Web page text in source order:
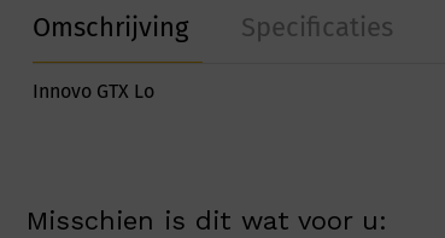
Omschrijving Specificaties
Innovo GTX Lo
Misschien is dit wat voor u: